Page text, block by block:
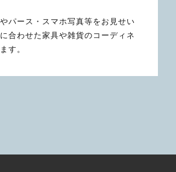
パース・スマホ写真等をお見せい
合わせた家具や雑貨のコーディネ
す。